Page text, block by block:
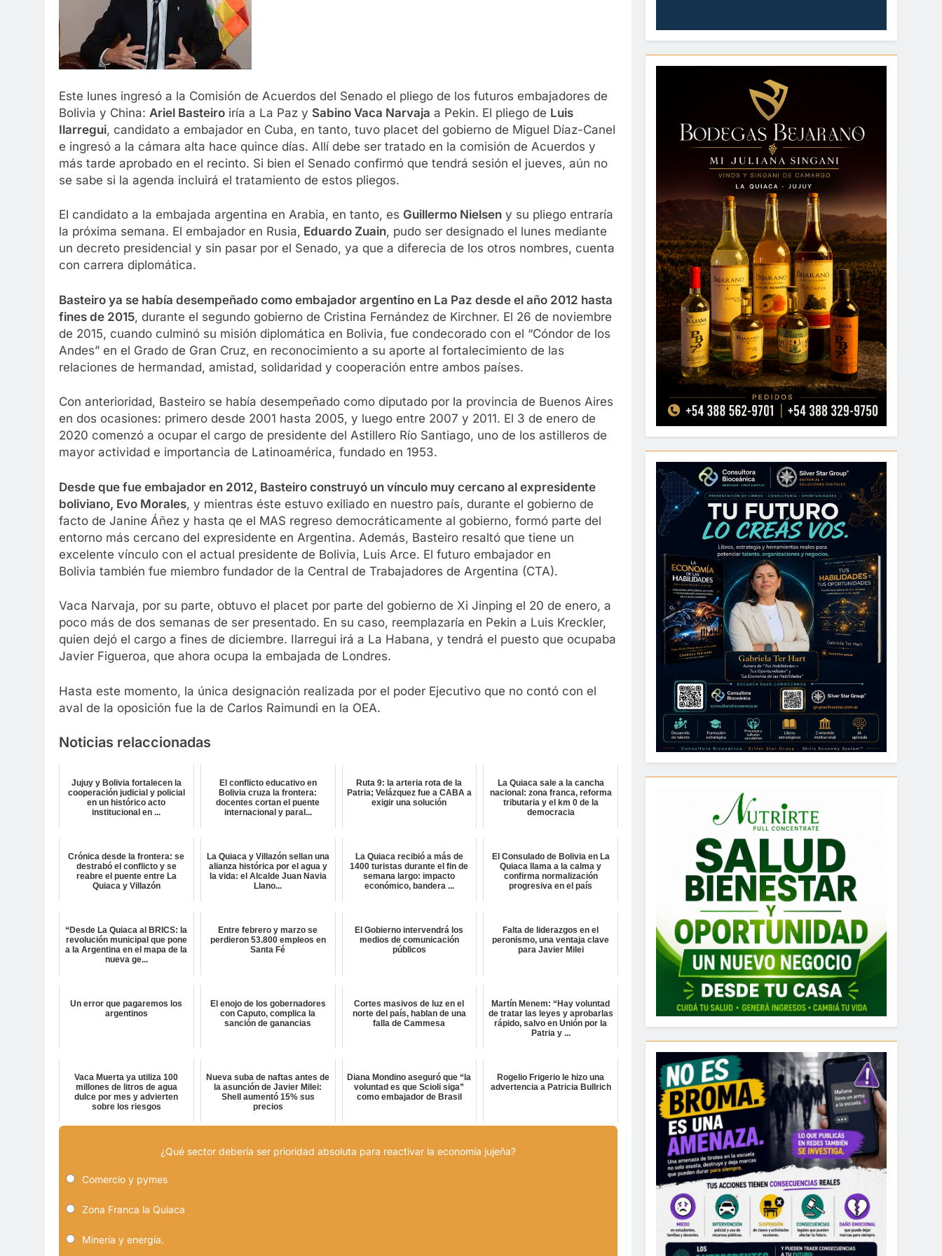
Este lunes ingresó a la Comisión de Acuerdos del Senado el pliego de los futuros embajadores de
Bolivia y China: Ariel Basteiro iría a La Paz y Sabino Vaca Narvaja a Pekin. El pliego de Luis
Ilarregui, candidato a embajador en Cuba, en tanto, tuvo placet del gobierno de Miguel Díaz-Canel
e ingresó a la cámara alta hace quince días. Allí debe ser tratado en la comisión de Acuerdos y
más tarde aprobado en el recinto. Si bien el Senado confirmó que tendrá sesión el jueves, aún no
se sabe si la agenda incluirá el tratamiento de estos pliegos.
El candidato a la embajada argentina en Arabia, en tanto, es Guillermo Nielsen y su pliego entraría
la próxima semana. El embajador en Rusia, Eduardo Zuain, pudo ser designado el lunes mediante
un decreto presidencial y sin pasar por el Senado, ya que a diferecia de los otros nombres, cuenta
con carrera diplomática.
Basteiro ya se había desempeñado como embajador argentino en La Paz desde el año 2012 hasta
fines de 2015, durante el segundo gobierno de Cristina Fernández de Kirchner. El 26 de noviembre
de 2015, cuando culminó su misión diplomática en Bolivia, fue condecorado con el “Cóndor de los
Andes” en el Grado de Gran Cruz, en reconocimiento a su aporte al fortalecimiento de las
relaciones de hermandad, amistad, solidaridad y cooperación entre ambos países.
Con anterioridad, Basteiro se había desempeñado como diputado por la provincia de Buenos Aires
en dos ocasiones: primero desde 2001 hasta 2005, y luego entre 2007 y 2011. El 3 de enero de
2020 comenzó a ocupar el cargo de presidente del Astillero Río Santiago, uno de los astilleros de
mayor actividad e importancia de Latinoamérica, fundado en 1953.
Desde que fue embajador en 2012, Basteiro construyó un vínculo muy cercano al expresidente
boliviano, Evo Morales, y mientras éste estuvo exiliado en nuestro país, durante el gobierno de
facto de Janine Áñez y hasta qe el MAS regreso democráticamente al gobierno, formó parte del
entorno más cercano del expresidente en Argentina. Además, Basteiro resaltó que tiene un
excelente vínculo con el actual presidente de Bolivia, Luis Arce. El futuro embajador en
Bolivia también fue miembro fundador de la Central de Trabajadores de Argentina (CTA).
Vaca Narvaja, por su parte, obtuvo el placet por parte del gobierno de Xi Jinping el 20 de enero, a
poco más de dos semanas de ser presentado. En su caso, reemplazaría en Pekin a Luis Kreckler,
quien dejó el cargo a fines de diciembre. Ilarregui irá a La Habana, y tendrá el puesto que ocupaba
Javier Figueroa, que ahora ocupa la embajada de Londres.
Hasta este momento, la única designación realizada por el poder Ejecutivo que no contó con el
aval de la oposición fue la de Carlos Raimundi en la OEA.
Noticias relaccionadas
Jujuy y Bolivia fortalecen la
cooperación judicial y policial
en un histórico acto
institucional en ...
El conflicto educativo en
Bolivia cruza la frontera:
docentes cortan el puente
internacional y paral...
Ruta 9: la arteria rota de la
Patria; Velázquez fue a CABA a
exigir una solución
La Quiaca sale a la cancha
nacional: zona franca, reforma
tributaria y el km 0 de la
democracia
Crónica desde la frontera: se
destrabó el conflicto y se
reabre el puente entre La
Quiaca y Villazón
La Quiaca y Villazón sellan una
alianza histórica por el agua y
la vida: el Alcalde Juan Navia
Llano...
La Quiaca recibió a más de
1400 turistas durante el fin de
semana largo: impacto
económico, bandera ...
El Consulado de Bolivia en La
Quiaca llama a la calma y
confirma normalización
progresiva en el país
“Desde La Quiaca al BRICS: la
revolución municipal que pone
a la Argentina en el mapa de la
nueva ge...
Entre febrero y marzo se
perdieron 53.800 empleos en
Santa Fé
El Gobierno intervendrá los
medios de comunicación
públicos
Falta de liderazgos en el
peronismo, una ventaja clave
para Javier Milei
Un error que pagaremos los
argentinos
El enojo de los gobernadores
con Caputo, complica la
sanción de ganancias
Cortes masivos de luz en el
norte del país, hablan de una
falla de Cammesa
Martín Menem: “Hay voluntad
de tratar las leyes y aprobarlas
rápido, salvo en Unión por la
Patria y ...
Vaca Muerta ya utiliza 100
millones de litros de agua
dulce por mes y advierten
sobre los riesgos
Nueva suba de naftas antes de
la asunción de Javier Milei:
Shell aumentó 15% sus
precios
Diana Mondino aseguró que “la
voluntad es que Scioli siga”
como embajador de Brasil
Rogelio Frigerio le hizo una
advertencia a Patricia Bullrich
¿Qué sector debería ser prioridad absoluta para reactivar la economía jujeña?
Comercio y pymes
Zona Franca la Quiaca
Minería y energía.